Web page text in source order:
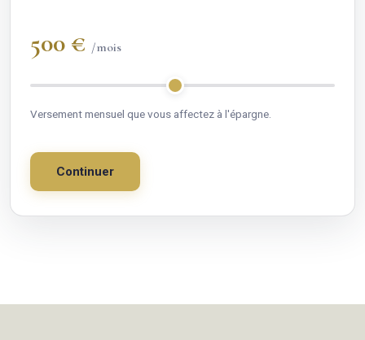
500 € /mois
Versement mensuel que vous affectez à l'épargne.
Continuer